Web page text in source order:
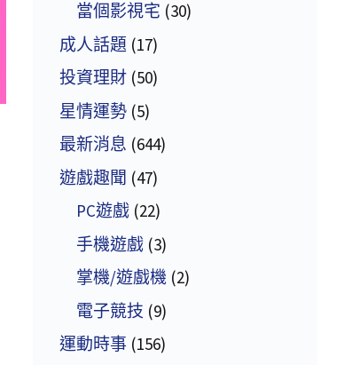
當個影視宅 (30)
成人話題 (17)
投資理財 (50)
星情運勢 (5)
最新消息 (644)
遊戲趣聞 (47)
PC遊戲 (22)
手機遊戲 (3)
掌機/遊戲機 (2)
電子競技 (9)
運動時事 (156)